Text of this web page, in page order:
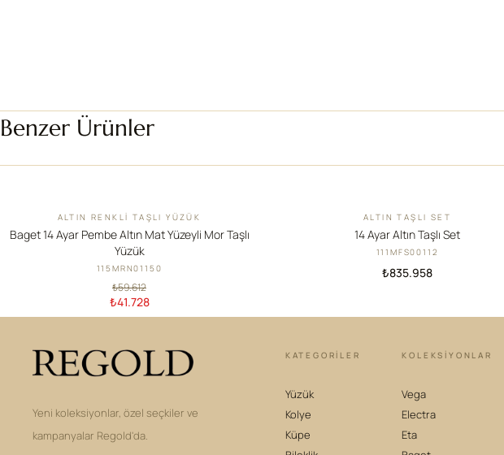
Benzer Ürünler
ALTIN RENKLI TAŞLI YÜZÜK
Baget 14 Ayar Pembe Altın Mat Yüzeyli Mor Taşlı
Yüzük
115MRN01150
₺59.612
₺41.728
ALTIN TAŞLI SET
14 Ayar Altın Taşlı Set
111MFS00112
₺835.958
Yeni koleksiyonlar, özel seçkiler ve
kampanyalar Regold'da.
KATEGORILER
Yüzük
Kolye
Küpe
KOLEKSIYONLAR
Vega
Electra
Eta